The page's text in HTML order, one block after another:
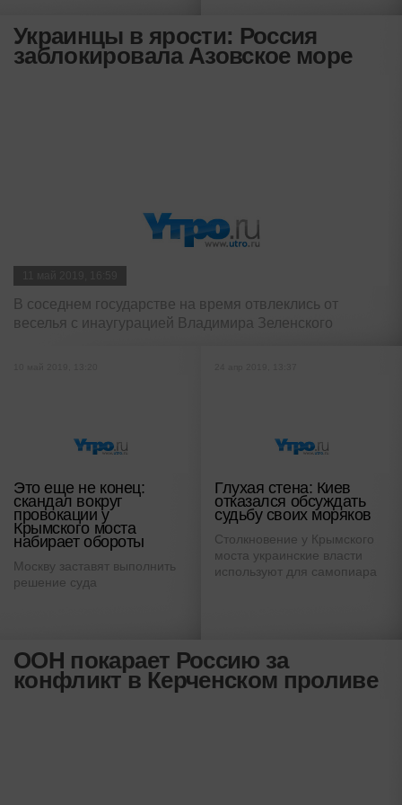
Украинцы в ярости: Россия
заблокировала Азовское море
В соседнем государстве на время отвлеклись от
веселья с инаугурацией Владимира Зеленского
Это еще не конец:
скандал вокруг
провокации у
Крымского моста
набирает обороты
Москву заставят выполнить
решение суда
Глухая стена: Киев
отказался обсуждать
судьбу своих моряков
Столкновение у Крымского
моста украинские власти
используют для самопиара
ООН покарает Россию за
конфликт в Керченском проливе